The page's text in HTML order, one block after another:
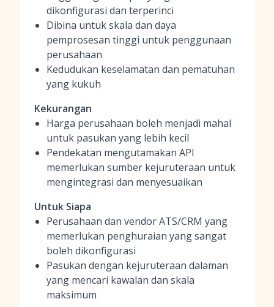
dikonfigurasi dan terperinci
Dibina untuk skala dan daya
pemprosesan tinggi untuk penggunaan
perusahaan
Kedudukan keselamatan dan pematuhan
yang kukuh
Kekurangan
Harga perusahaan boleh menjadi mahal
untuk pasukan yang lebih kecil
Pendekatan mengutamakan API
memerlukan sumber kejuruteraan untuk
mengintegrasi dan menyesuaikan
Untuk Siapa
Perusahaan dan vendor ATS/CRM yang
memerlukan penghuraian yang sangat
boleh dikonfigurasi
Pasukan dengan kejuruteraan dalaman
yang mencari kawalan dan skala
maksimum